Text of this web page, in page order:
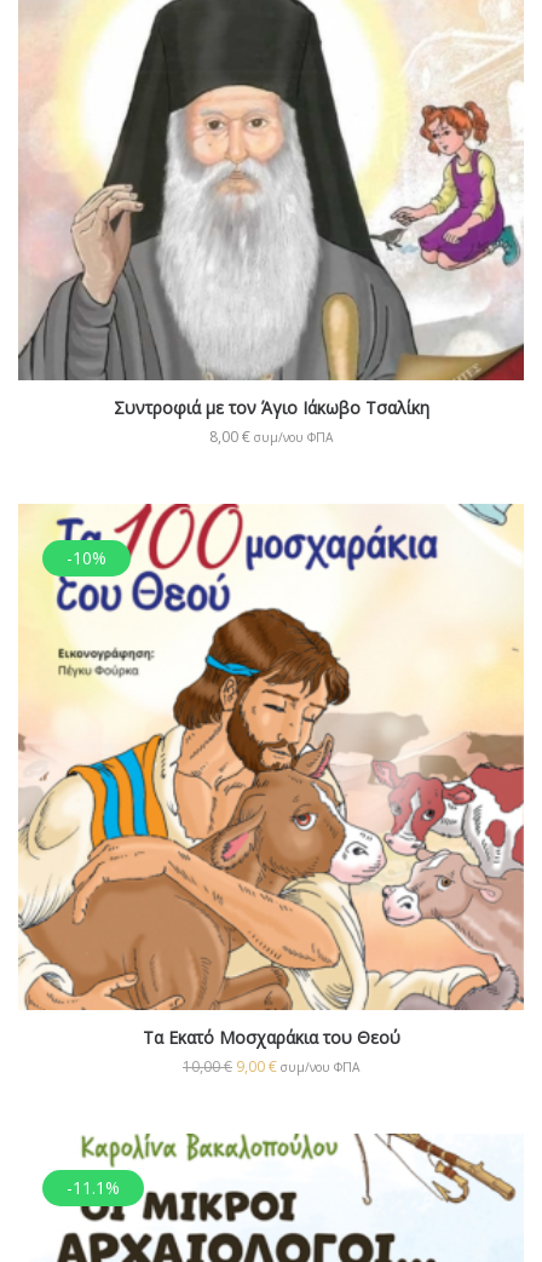
Συντροφιά με τον Άγιο Ιάκωβο Τσαλίκη
8,00€ συμ/νου ΦΠΑ
-10%
Τα Εκατό Μοσχαράκια του Θεού
10,00€ 9,00€ συμ/νου ΦΠΑ
-11.1%